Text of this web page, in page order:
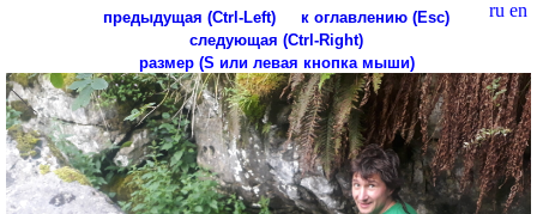
ru en
предыдущая (Ctrl-Left)
к оглавлению (Esc)
следующая (Ctrl-Right)
размер (S или левая кнопка мыши)